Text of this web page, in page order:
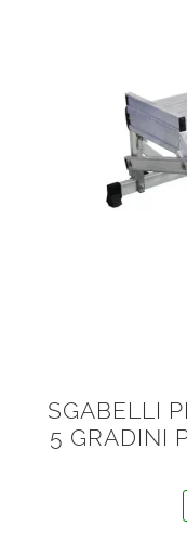
SGABELLI
5 GRADINI